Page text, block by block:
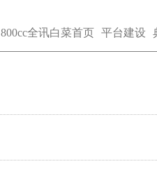
800cc全讯白菜首页 平台建设